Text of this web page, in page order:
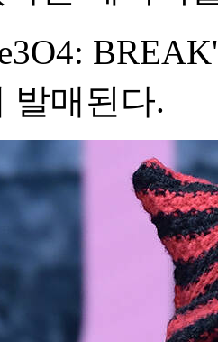
발매된다.